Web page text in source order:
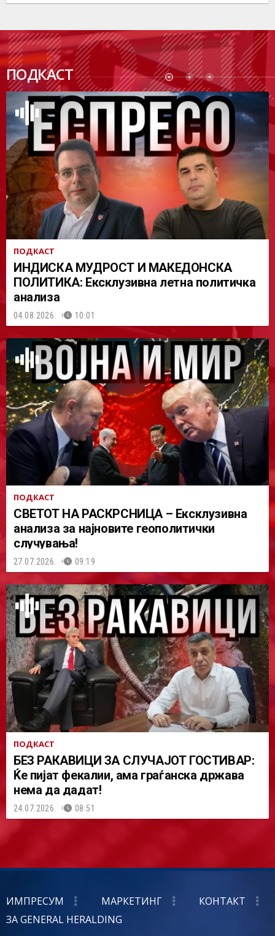
ПОДКАСТ
ПОДК
АСТ
ПОДКАСТ
ИНДИСКА МУДРОСТ И МАКЕДОНСКА
ПОЛИТИКА: Ексклузивна летна политичка
анализа
04.08.2026. 10:01
ПОДКАСТ
СВЕТОТ НА РАСКРСНИЦА – Ексклузивна
анализа за најновите геополитички
случувања!
27.07.2026. 09:19
ПОДКАСТ
БЕЗ РАКАВИЦИ ЗА СЛУЧАЈОТ ГОСТИВАР:
Ќе пијат фекалии, ама граѓанска држава
нема да дадат!
24.07.2026. 08:51
ИМПРЕСУМ МАРКЕТИНГ
КОНТАКТ
ЗА GENERAL HERALDING